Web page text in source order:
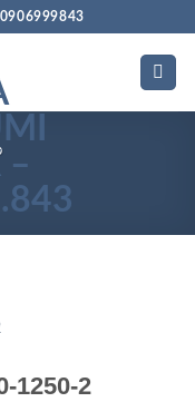
1250-2